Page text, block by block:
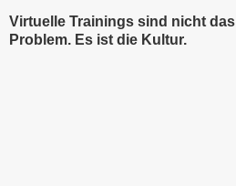
Virtuelle Trainings sind nicht das
Problem. Es ist die Kultur.